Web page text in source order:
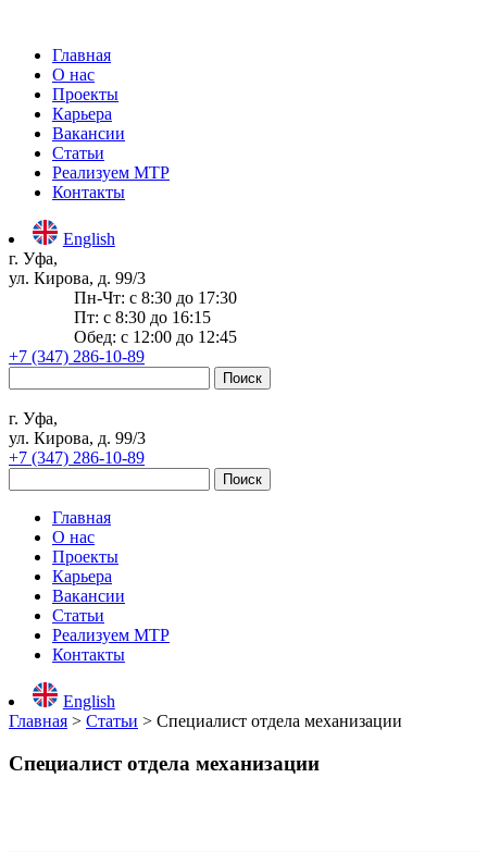
Главная
О нас
Проекты
Карьера
Вакансии
Статьи
Реализуем МТР
Контакты
English
г. Уфа,
ул. Кирова, д. 99/3
Пн-Чт: c 8:30 до 17:30
Пт: c 8:30 до 16:15
Обед: c 12:00 до 12:45
+7 (347) 286-10-89
г. Уфа,
ул. Кирова, д. 99/3
+7 (347) 286-10-89
Главная
О нас
Проекты
Карьера
Вакансии
Статьи
Реализуем МТР
Контакты
English
Главная > Статьи > Специалист отдела механизации
Специалист отдела механизации